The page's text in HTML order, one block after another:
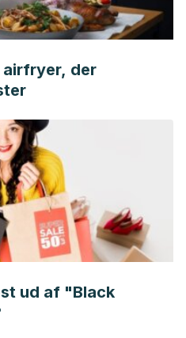
airfryer, der
ud af "Black